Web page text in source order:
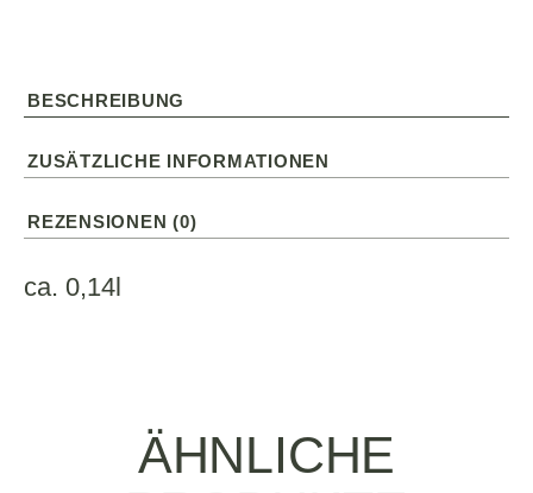
BESCHREIBUNG
ZUSÄTZLICHE INFORMATIONEN
REZENSIONEN (0)
ca. 0,14l
ÄHNLICHE